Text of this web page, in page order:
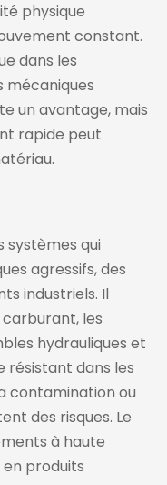
physique
constant.
dans les
mécaniques
un avantage, mais
rapide peut
systèmes qui
agressifs, des
industriels. Il
les
hydrauliques et
résistant dans les
contamination ou
des risques. Le
à haute
produits